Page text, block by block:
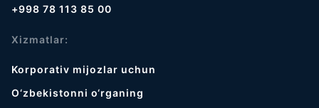
+998 78 113 85 00
Xizmatlar:
Korporativ mijozlar uchun
O‘zbekistonni o‘rganing